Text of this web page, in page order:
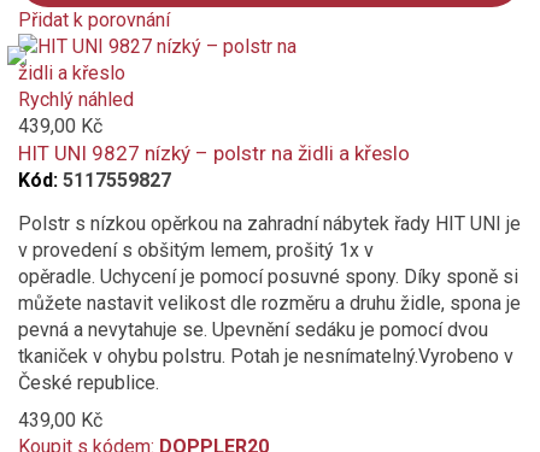
Přidat k porovnání
Product
is
added
to
compare
Rychlý náhled
439,00 Kč
HIT UNI 9827 nízký – polstr na židli a křeslo
Kód: 5117559827
Polstr s nízkou opěrkou na zahradní nábytek řady HIT UNI je
v provedení s obšitým lemem, prošitý 1x v
opěradle. Uchycení je pomocí posuvné spony. Díky sponě si
můžete nastavit velikost dle rozměru a druhu židle, spona je
pevná a nevytahuje se. Upevnění sedáku je pomocí dvou
tkaniček v ohybu polstru. Potah je nesnímatelný.Vyrobeno v
České republice.
439,00 Kč
Koupit s kódem: DOPPLER20